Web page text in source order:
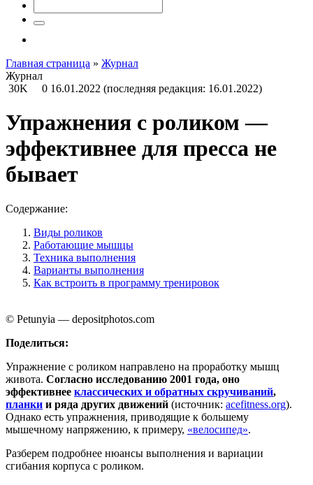
Главная страница » Журнал
Журнал
30K
0 16.01.2022 (последняя редакция: 16.01.2022)
Упражнения с роликом —
эффективнее для пресса не
бывает
Содержание:
Виды роликов
Работающие мышцы
Техника выполнения
Варианты выполнения
Как встроить в программу тренировок
© Petunyia — depositphotos.com
Поделиться:
Упражнение с роликом направлено на проработку мышц
живота. Согласно исследованию 2001 года, оно
эффективнее классических и обратных скручиваний,
планки и ряда других движений (источник: acefitness.org).
Однако есть упражнения, приводящие к большему
мышечному напряжению, к примеру, «велосипед».
Разберем подробнее нюансы выполнения и вариации
сгибания корпуса с роликом.